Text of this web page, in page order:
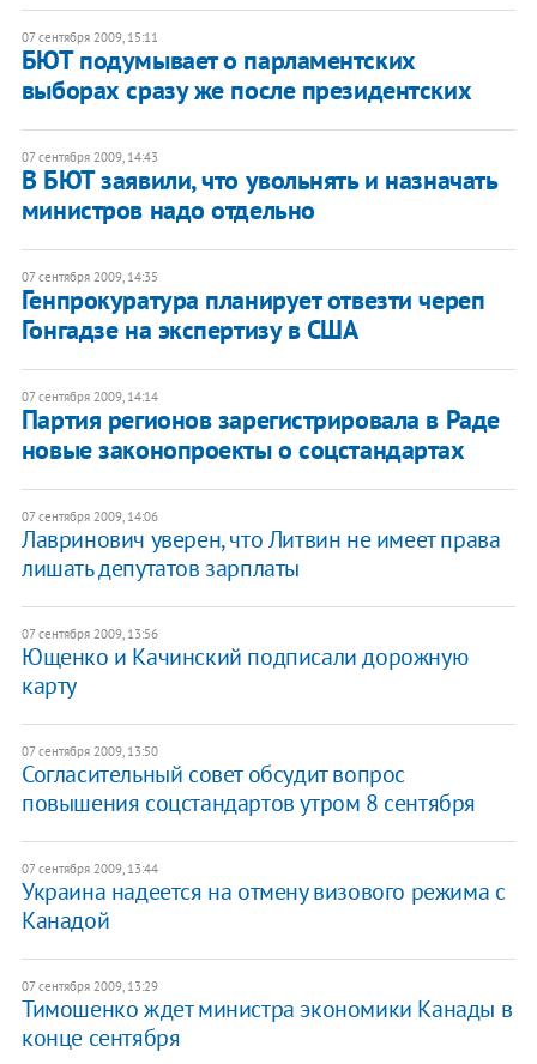
07 сентября 2009, 15:11
БЮТ подумывает о парламентских
выборах сразу же после президентских
07 сентября 2009, 14:43
В БЮТ заявили, что увольнять и назначать
министров надо отдельно
07 сентября 2009, 14:35
Генпрокуратура планирует отвезти череп
Гонгадзе на экспертизу в США
07 сентября 2009, 14:14
Партия регионов зарегистрировала в Раде
новые законопроекты о соцстандартах
07 сентября 2009, 14:06
Лавринович уверен, что Литвин не имеет права
лишать депутатов зарплаты
07 сентября 2009, 13:56
Ющенко и Качинский подписали дорожную
карту
07 сентября 2009, 13:50
Согласительный совет обсудит вопрос
повышения соцстандартов утром 8 сентября
07 сентября 2009, 13:44
Украина надеется на отмену визового режима с
Канадой
07 сентября 2009, 13:29
Тимошенко ждет министра экономики Канады в
конце сентября